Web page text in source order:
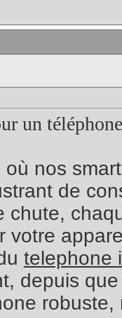
un
où nos
de
chute,
votre
telephone
depuis